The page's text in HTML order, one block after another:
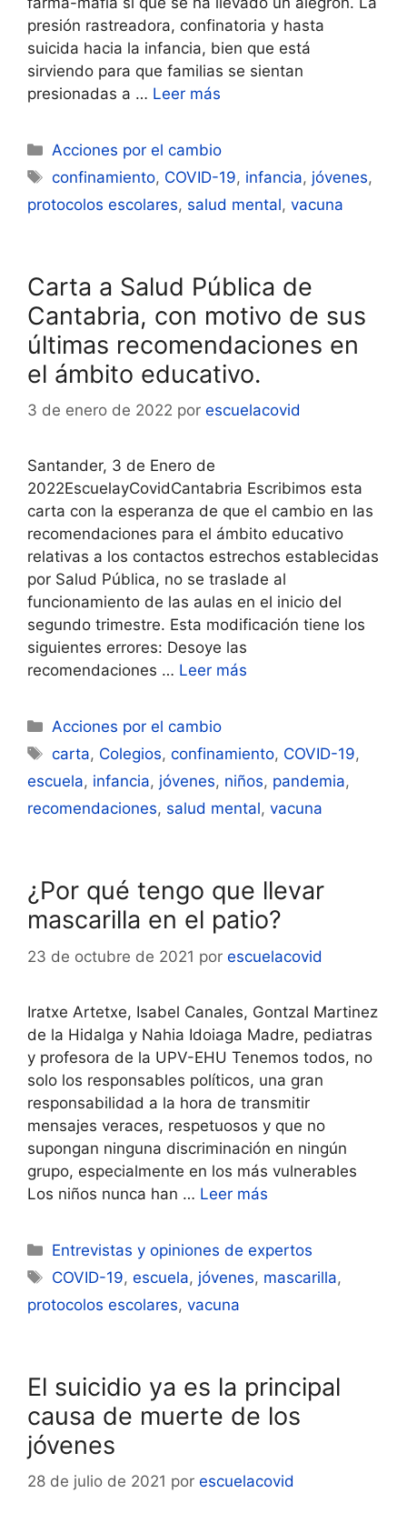
presión rastreadora, confinatoria y hasta
suicida hacia la infancia, bien que está
sirviendo para que familias se sientan
presionadas a … Leer más
Categorías
Acciones por el cambio
Etiquetas
confinamiento, COVID-19, infancia, jóvenes,
protocolos escolares, salud mental, vacuna
Carta a Salud Pública de
Cantabria, con motivo de sus
últimas recomendaciones en
el ámbito educativo.
3 de enero de 2022 por escuelacovid
Santander, 3 de Enero de
2022EscuelayCovidCantabria Escribimos esta
carta con la esperanza de que el cambio en las
recomendaciones para el ámbito educativo
relativas a los contactos estrechos establecidas
por Salud Pública, no se traslade al
funcionamiento de las aulas en el inicio del
segundo trimestre. Esta modificación tiene los
siguientes errores: Desoye las
recomendaciones … Leer más
Categorías
Acciones por el cambio
Etiquetas
carta, Colegios,confinamiento, COVID-19,
escuela, infancia, jóvenes, niños, pandemia,
recomendaciones, salud mental, vacuna
¿Por qué tengo que llevar
mascarilla en el patio?
23 de octubre de 2021 por escuelacovid
Iratxe Artetxe, Isabel Canales, Gontzal Martinez
de la Hidalga y Nahia Idoiaga Madre, pediatras
y profesora de la UPV-EHU Tenemos todos, no
solo los responsables políticos, una gran
responsabilidad a la hora de transmitir
mensajes veraces, respetuosos y que no
supongan ninguna discriminación en ningún
grupo, especialmente en los más vulnerables
Los niños nunca han … Leer más
Categorías
Entrevistas y opiniones de expertos
Etiquetas
COVID-19,escuela, jóvenes, mascarilla,
protocolos escolares, vacuna
El suicidio ya es la principal
causa de muerte de los
jóvenes
28 de julio de 2021 por escuelacovid